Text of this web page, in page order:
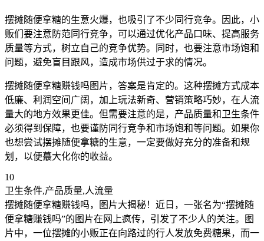
摆摊随便拿糖的生意火爆，也吸引了不少同行竞争。因此，小
贩们要注意防范同行竞争，可以通过优化产品口味、提高服务
质量等方式，树立自己的竞争优势。同时，也要注意市场饱和
问题，避免盲目跟风，造成市场供过于求的情况。
摆摊随便拿糖赚钱吗图片，答案是肯定的。这种摆摊方式成本
低廉、利润空间广阔，加上玩法新奇、营销策略巧妙，在人流
量大的地方效果更佳。但需要注意的是，产品质量和卫生条件
必须得到保障，也要谨防同行竞争和市场饱和等问题。如果你
也想尝试摆摊随便拿糖的生意，一定要做好充分的准备和规
划，以便蕞大化你的收益。
10
卫生条件,产品质量,人流量
摆摊随便拿糖赚钱吗，图片大揭秘！近日，一张名为“摆摊随
便拿糖赚钱吗”的图片在网上疯传，引发了不少人的关注。图
片中，一位摆摊的小贩正在向路过的行人发放免费糖果，而一